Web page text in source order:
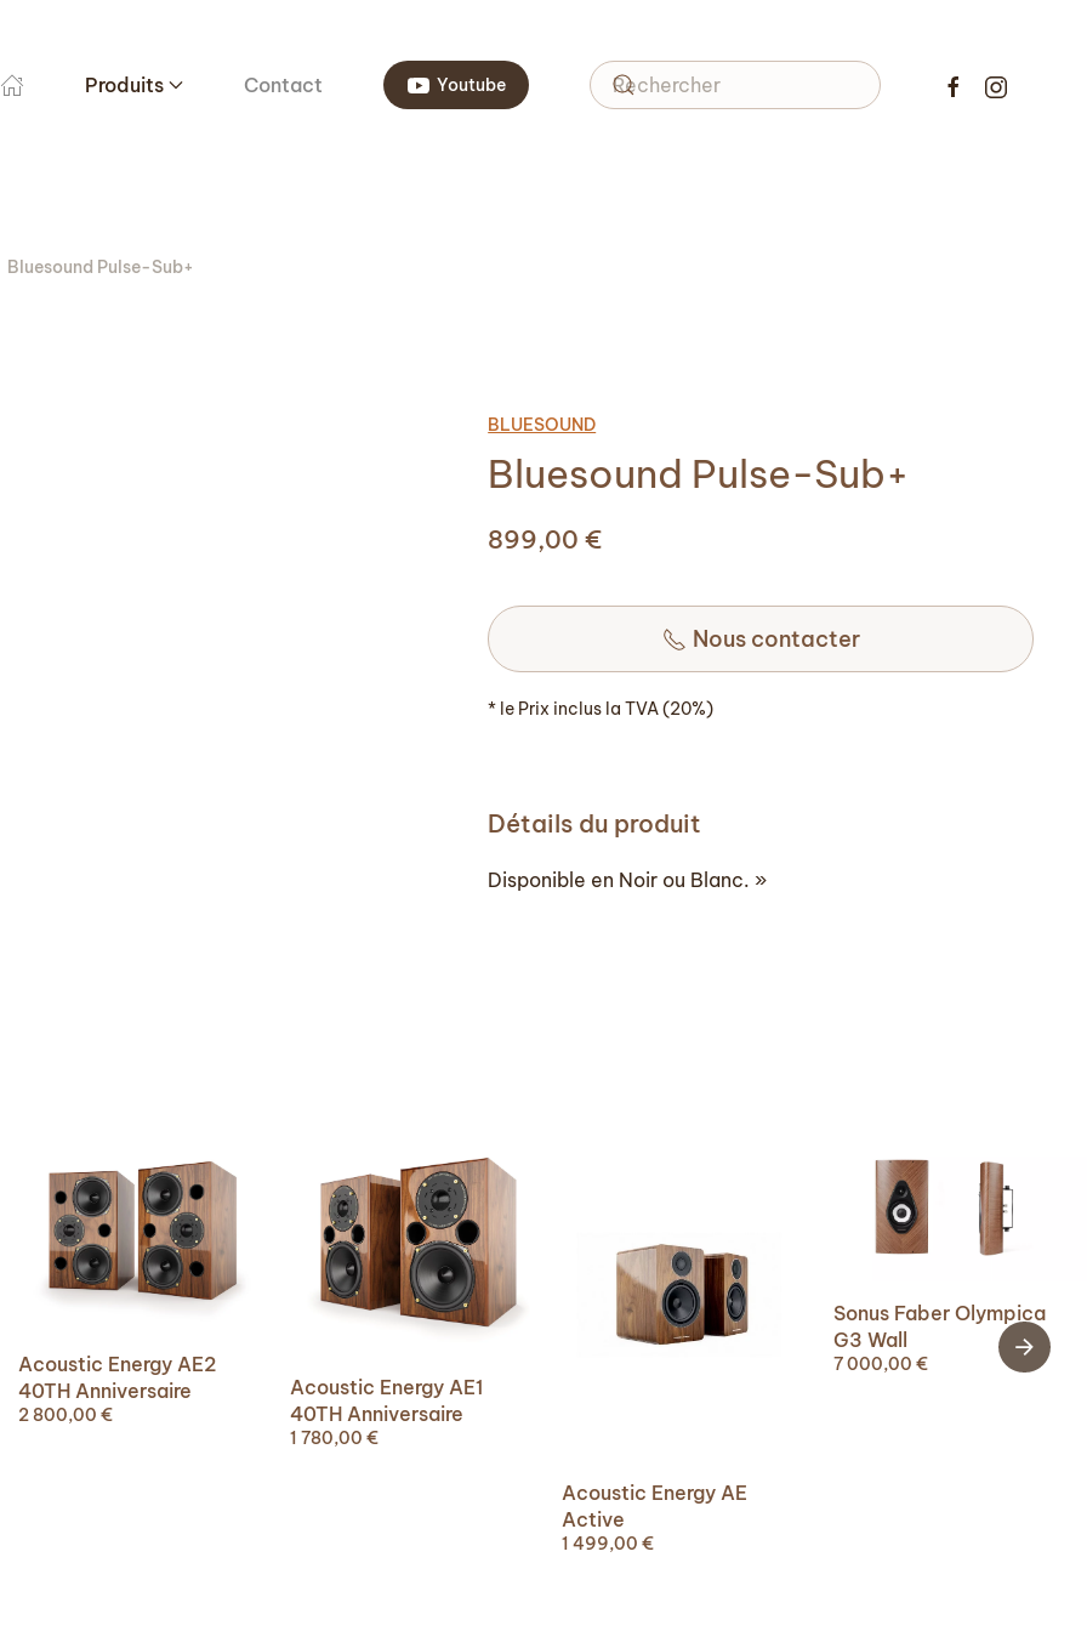
Produits Contact Youtube
Bluesound Pulse-Sub+
BLUESOUND
Bluesound Pulse-Sub+
899,00€
Nous contacter
* le Prix inclus la TVA (20%)
Détails du produit
Disponible en Noir ou Blanc. »
Acoustic Energy AE2
40TH Anniversaire
2 800,00 €
Acoustic Energy AE1
40TH Anniversaire
1 780,00 €
Acoustic Energy AE
Active
1 499,00 €
Sonus Faber Olympica
G3 Wall
7 000,00 €